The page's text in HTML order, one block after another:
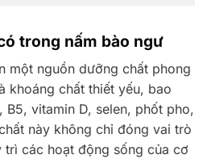
trong nấm bào ngư
một nguồn dưỡng chất phong
khoáng chất thiết yếu, bao
B5, vitamin D, selen, phốt pho,
này không chỉ đóng vai trò
các hoạt động sống của cơ